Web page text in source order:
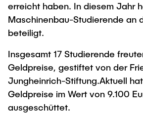
erreicht haben. In diesem Jahr
Maschinenbau-Studierende an
beteiligt.
Insgesamt 17 Studierende
Geldpreise, gestiftet von der
Jungheinrich-Stiftung.Aktuell
Geldpreise im Wert von 9.100
ausgeschüttet.